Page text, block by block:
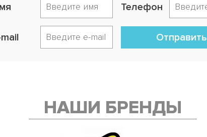
Телефон
Отправить
НАШИ БРЕНДЫ